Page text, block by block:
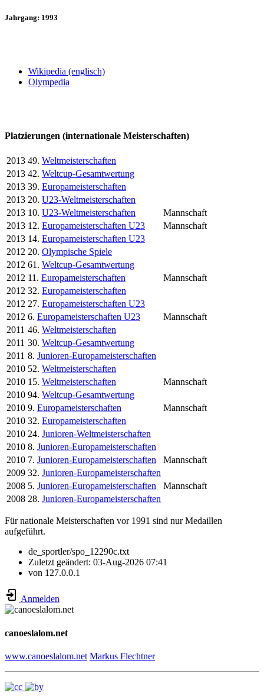
Jahrgang: 1993
Wikipedia (englisch)
Olympedia
Platzierungen (internationale Meisterschaften)
2013 49. Weltmeisterschaften
2013 42. Weltcup-Gesamtwertung
2013 39. Europameisterschaften
2013 20. U23-Weltmeisterschaften
2013 10. U23-Weltmeisterschaften
Mannschaft
2013 12. Europameisterschaften U23
Mannschaft
2013 14. Europameisterschaften U23
2012 20. Olympische Spiele
2012 61. Weltcup-Gesamtwertung
2012 11. Europameisterschaften
Mannschaft
2012 32. Europameisterschaften
2012 27. Europameisterschaften U23
2012 6. Europameisterschaften U23
Mannschaft
2011 46. Weltmeisterschaften
2011 30. Weltcup-Gesamtwertung
2011 8. Junioren-Europameisterschaften
2010 52. Weltmeisterschaften
2010 15. Weltmeisterschaften
Mannschaft
2010 94. Weltcup-Gesamtwertung
2010 9. Europameisterschaften
Mannschaft
2010 32. Europameisterschaften
2010 24. Junioren-Weltmeisterschaften
2010 8. Junioren-Europameisterschaften
2010 7. Junioren-Europameisterschaften
Mannschaft
2009 32. Junioren-Europameisterschaften
2008 5. Junioren-Europameisterschaften
Mannschaft
2008 28. Junioren-Europameisterschaften
Für nationale Meisterschaften vor 1991 sind nur Medaillen
aufgeführt.
de_sportler/spo_12290c.txt
Zuletzt geändert: 03-Aug-2026 07:41
von 127.0.0.1
Anmelden
canoeslalom.net
www.canoeslalom.net Markus Flechtner